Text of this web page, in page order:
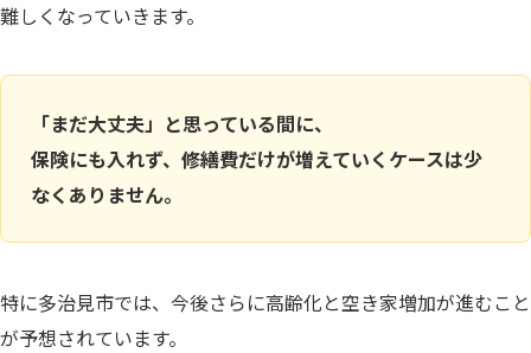
難しくなっていきます。
「まだ大丈夫」と思っている間に、
保険にも入れず、修繕費だけが増えていくケースは少
なくありません。
特に多治見市では、今後さらに高齢化と空き家増加が進むこと
が予想されています。